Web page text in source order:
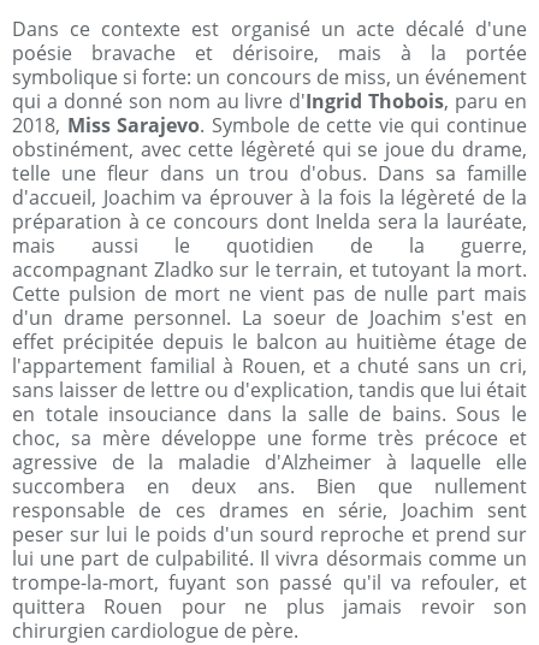
Dans ce contexte est organisé un acte décalé d'une
poésie bravache et dérisoire, mais à la portée
symbolique si forte: un concours de miss, un événement
qui a donné son nom au livre d'Ingrid Thobois, paru en
2018, Miss Sarajevo. Symbole de cette vie qui continue
obstinément, avec cette légèreté qui se joue du drame,
telle une fleur dans un trou d'obus. Dans sa famille
d'accueil, Joachim va éprouver à la fois la légèreté de la
préparation à ce concours dont Inelda sera la lauréate,
mais aussi le quotidien de la guerre,
accompagnant Zladko sur le terrain, et tutoyant la mort.
Cette pulsion de mort ne vient pas de nulle part mais
d'un drame personnel. La soeur de Joachim s'est en
effet précipitée depuis le balcon au huitième étage de
l'appartement familial à Rouen, et a chuté sans un cri,
sans laisser de lettre ou d'explication, tandis que lui était
en totale insouciance dans la salle de bains. Sous le
choc, sa mère développe une forme très précoce et
agressive de la maladie d'Alzheimer à laquelle elle
succombera en deux ans. Bien que nullement
responsable de ces drames en série, Joachim sent
peser sur lui le poids d'un sourd reproche et prend sur
lui une part de culpabilité. Il vivra désormais comme un
trompe-la-mort, fuyant son passé qu'il va refouler, et
quittera Rouen pour ne plus jamais revoir son
chirurgien cardiologue de père.